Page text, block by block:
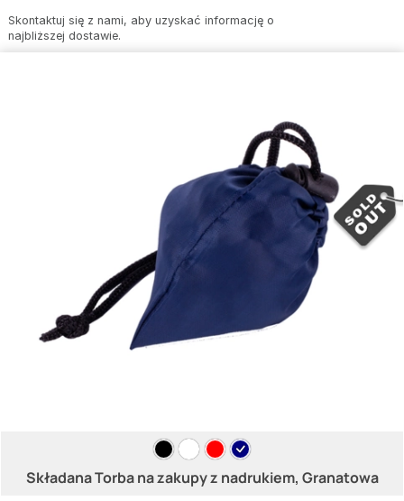
Skontaktuj się z nami, aby uzyskać informację o
najbliższej dostawie.
Składana Torba na zakupy z nadrukiem, Granatowa